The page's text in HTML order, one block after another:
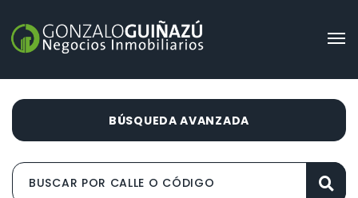
BÚSQUEDA AVANZADA